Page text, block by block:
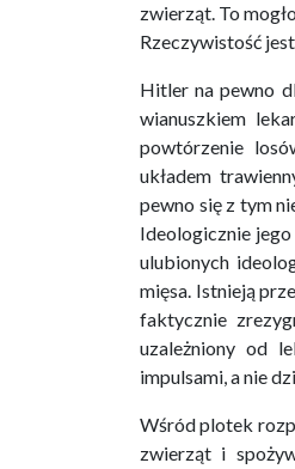
zwierząt. To
Rzeczywistość
Hitler na pewno
wianuszkiem
powtórzenie
układem
pewno się z tym
Ideologicznie
ulubionych
mięsa. Istnieją
faktycznie
uzależniony od
impulsami, a nie
Wśród plotek
zwierząt i